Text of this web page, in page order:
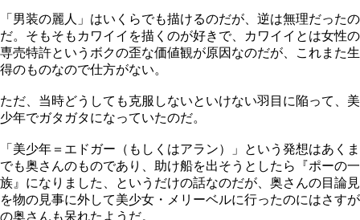
「男装の麗人」はいくらでも描けるのだが、逆は無理だったの
だ。そもそもカワイイを描くのが好きで、カワイイとは女性の
専売特許というボクの歪な価値観が原因なのだが、これまた生
得のものなので仕方がない。
ただ、当時どうしても克服しないといけない羽目に陥って、美
少年でガタガタになっていたのだ。
「美少年＝エドガー（もしくはアラン）」という発想はあくま
でも奥さんのものであり、助け船を出そうとしたら『ポーの一
族』になりました、というだけの話なのだが、奥さんの目論見
を物の見事に外して美少女・メリーベルに行ったのにはさすが
の奥さんも呆れたようだ。